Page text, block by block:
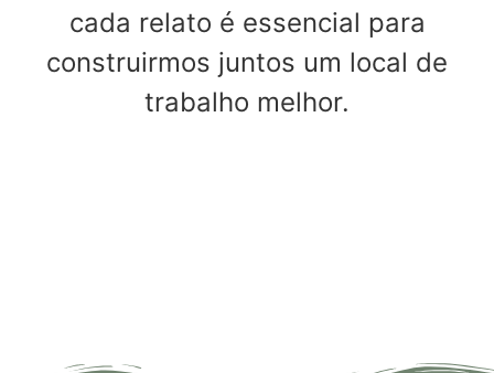
cada relato é essencial para
construirmos juntos um local de
trabalho melhor.